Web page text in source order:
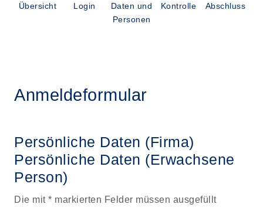
Übersicht Login
Daten und
Personen
Kontrolle Abschluss
Anmeldeformular
Persönliche Daten (Firma)
Persönliche Daten (Erwachsene
Person)
Die mit * markierten Felder müssen ausgefüllt